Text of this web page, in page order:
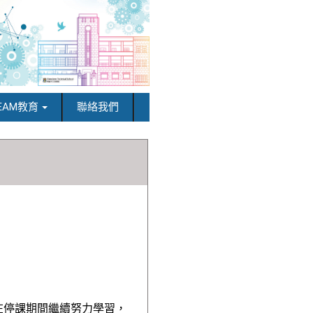
教育 聯絡我們
課期間繼續努力學習，